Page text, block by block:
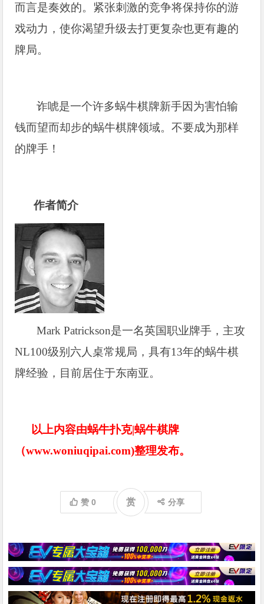
而言是奏效的。紧张刺激的竞争将保持你的游
戏动力，使你渴望升级去打更复杂也更有趣的
牌局。
诈唬是一个许多蜗牛棋牌新手因为害怕输
钱而望而却步的蜗牛棋牌领域。不要成为那样
的牌手！
作者简介
Mark Patrickson是一名英国职业牌手，主攻
NL100级别六人桌常规局，具有13年的蜗牛棋
牌经验，目前居住于东南亚。
以上内容由蜗牛扑克|蜗牛棋牌
（www.woniuqipai.com)整理发布。
赞0 赏 分享